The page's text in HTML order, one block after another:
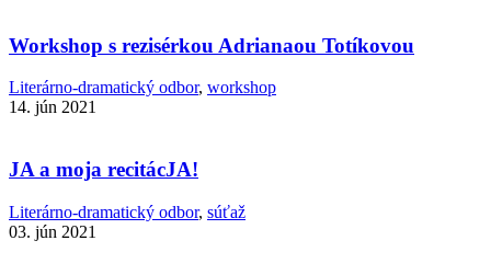
Workshop s rezisérkou Adrianaou Totíkovou
Literárno-dramatický odbor, workshop
14. jún 2021
JA a moja recitácJA!
Literárno-dramatický odbor, súťaž
03. jún 2021